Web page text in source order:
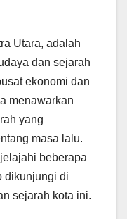
Utara, adalah
dan sejarah
ekonomi dan
menawarkan
yang
masa lalu.
beberapa
dikunjungi di
sejarah kota ini.